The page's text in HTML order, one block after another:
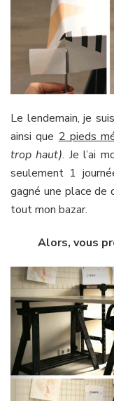
Le lendemain, je
ainsi que 2 pieds
trop haut). Je l’ai
seulement 1
gagné une place de
tout mon bazar.
Alors, vous